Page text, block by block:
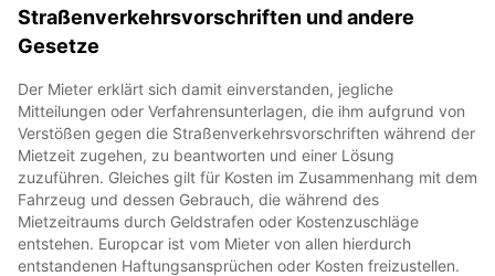
Straßenverkehrsvorschriften und andere
Gesetze
Der Mieter erklärt sich damit einverstanden, jegliche
Mitteilungen oder Verfahrensunterlagen, die ihm aufgrund von
Verstößen gegen die Straßenverkehrsvorschriften während der
Mietzeit zugehen, zu beantworten und einer Lösung
zuzuführen. Gleiches gilt für Kosten im Zusammenhang mit dem
Fahrzeug und dessen Gebrauch, die während des
Mietzeitraums durch Geldstrafen oder Kostenzuschläge
entstehen. Europcar ist vom Mieter von allen hierdurch
entstandenen Haftungsansprüchen oder Kosten freizustellen.